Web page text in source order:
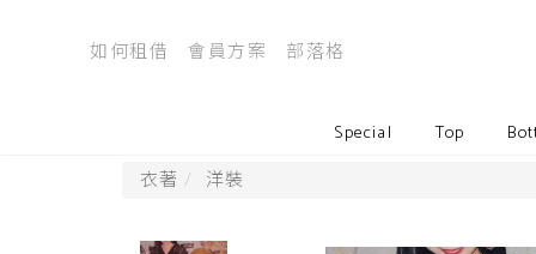
如何租借 會員方案 部落格
Special Top
衣著 洋裝